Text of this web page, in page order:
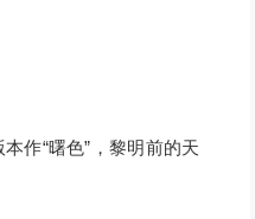
“曙色”，黎明前的天